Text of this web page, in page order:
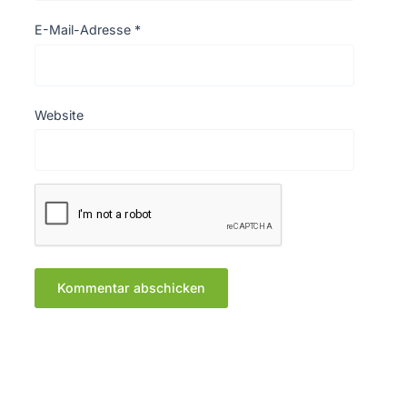
E-Mail-Adresse *
Website